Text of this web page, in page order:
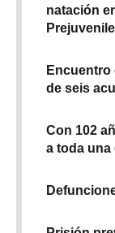
natación
de seis
Con 102
a toda